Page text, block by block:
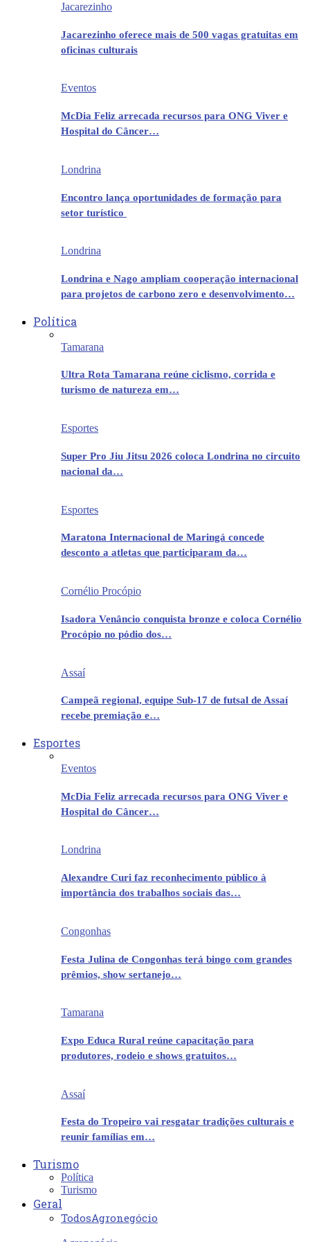
Jacarezinho
Jacarezinho oferece mais de 500 vagas gratuitas em
oficinas culturais
Eventos
McDia Feliz arrecada recursos para ONG Viver e
Hospital do Câncer…
Londrina
Encontro lança oportunidades de formação para
setor turístico
Londrina
Londrina e Nago ampliam cooperação internacional
para projetos de carbono zero e desenvolvimento…
Política
Tamarana
Ultra Rota Tamarana reúne ciclismo, corrida e
turismo de natureza em…
Esportes
Super Pro Jiu Jitsu 2026 coloca Londrina no circuito
nacional da…
Esportes
Maratona Internacional de Maringá concede
desconto a atletas que participaram da…
Cornélio Procópio
Isadora Venâncio conquista bronze e coloca Cornélio
Procópio no pódio dos…
Assaí
Campeã regional, equipe Sub-17 de futsal de Assaí
recebe premiação e…
Esportes
Eventos
McDia Feliz arrecada recursos para ONG Viver e
Hospital do Câncer…
Londrina
Alexandre Curi faz reconhecimento público à
importância dos trabalhos sociais das…
Congonhas
Festa Julina de Congonhas terá bingo com grandes
prêmios, show sertanejo…
Tamarana
Expo Educa Rural reúne capacitação para
produtores, rodeio e shows gratuitos…
Assaí
Festa do Tropeiro vai resgatar tradições culturais e
reunir famílias em…
Turismo
Política
Turismo
Geral
TodosAgronegócio